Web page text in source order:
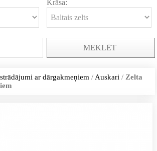
Krāsa:
MEKLĒT
ar dārgakmeņiem / Auskari / Zelta